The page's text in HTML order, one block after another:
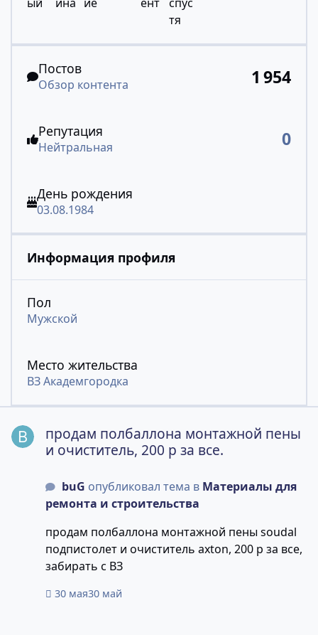
Постов
Обзор контента 1 954
Репутация
Нейтральная 0
День рождения
03.08.1984
Информация профиля
Пол
Мужской
Место жительства
ВЗ Академгородка
продам полбаллона монтажной пены
и очиститель, 200 р за все.
buG опубликовал тема в Материалы для
ремонта и строительства
продам полбаллона монтажной пены soudal
подпистолет и очиститель axton, 200 р за все,
забирать с ВЗ
30 мая30 май